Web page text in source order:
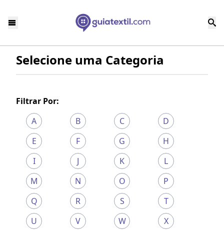
Selecione uma Categoria
Filtrar Por:
A
B C
D
E
F G
H
I
J K
L
M
N O
P
Q
R S
T
U
V W
X